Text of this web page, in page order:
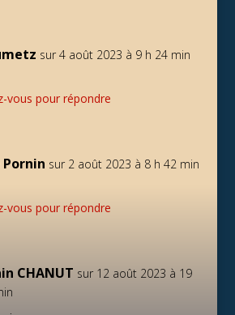
sur 4 août 2023 à 9 h 24 min
vous pour répondre
sur 2 août 2023 à 8 h 42 min
vous pour répondre
CHANUT sur 12 août 2023 à 19